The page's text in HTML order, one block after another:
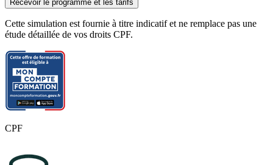
Recevoir le programme et les tarifs
Cette simulation est fournie à titre indicatif et ne remplace pas une
étude détaillée de vos droits CPF.
CPF